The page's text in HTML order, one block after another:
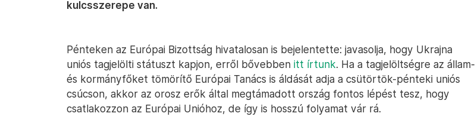
kulcsszerepe van.
Pénteken az Európai Bizottság hivatalosan is bejelentette: javasolja, hogy Ukrajna
uniós tagjelölti státuszt kapjon, erről bővebben itt írtunk. Ha a tagjelöltségre az állam-
és kormányfőket tömörítő Európai Tanács is áldását adja a csütörtök-pénteki uniós
csúcson, akkor az orosz erők által megtámadott ország fontos lépést tesz, hogy
csatlakozzon az Európai Unióhoz, de így is hosszú folyamat vár rá.